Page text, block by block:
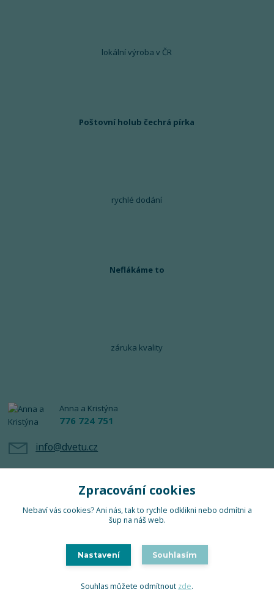
lokální výroba v ČR
Poštovní holub čechrá pírka
rychlé dodání
Neflákáme to
záruka kvality
Anna a Kristýna
776 724 751
info@dvetu.cz
Vytvořeno na
Eshop-rychle.cz
Zpracování cookies
Nebaví vás cookies? Ani nás, tak to rychle odklikni nebo odmítni a
šup na náš web.
Nastavení Souhlasím
Souhlas můžete odmítnout zde.